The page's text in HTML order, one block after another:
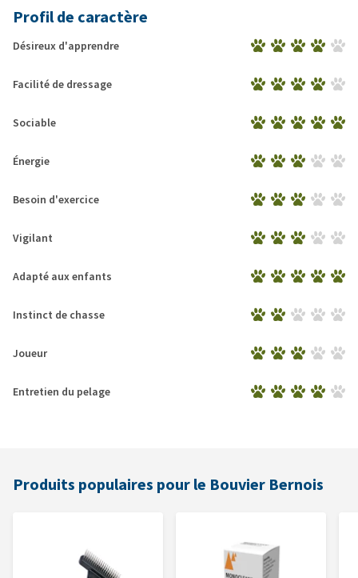
Profil de caractère
Désireux d'apprendre
Facilité de dressage
Sociable
Énergie
Besoin d'exercice
Vigilant
Adapté aux enfants
Instinct de chasse
Joueur
Entretien du pelage
Produits populaires pour le Bouvier Bernois